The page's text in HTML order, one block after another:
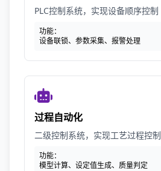
PLC控制系统，实现设备顺序控制
功能：
设备联锁、参数采集、报警处理
过程自动化
二级控制系统，实现工艺过程控制
功能：
模型计算、设定值生成、质量判定